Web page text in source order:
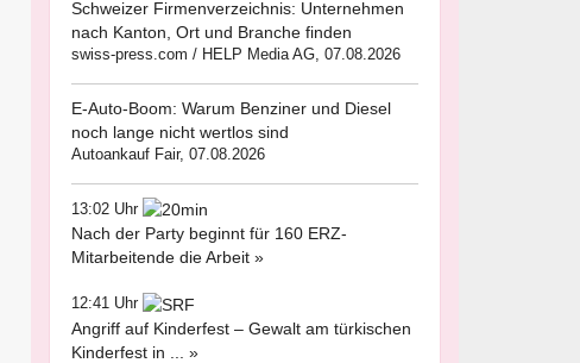
Schweizer Firmenverzeichnis: Unternehmen
nach Kanton, Ort und Branche finden
swiss-press.com / HELP Media AG, 07.08.2026
E-Auto-Boom: Warum Benziner und Diesel
noch lange nicht wertlos sind
Autoankauf Fair, 07.08.2026
13:02 Uhr
Nach der Party beginnt für 160 ERZ-
Mitarbeitende die Arbeit »
12:41 Uhr
Angriff auf Kinderfest – Gewalt am türkischen
Kinderfest in ... »